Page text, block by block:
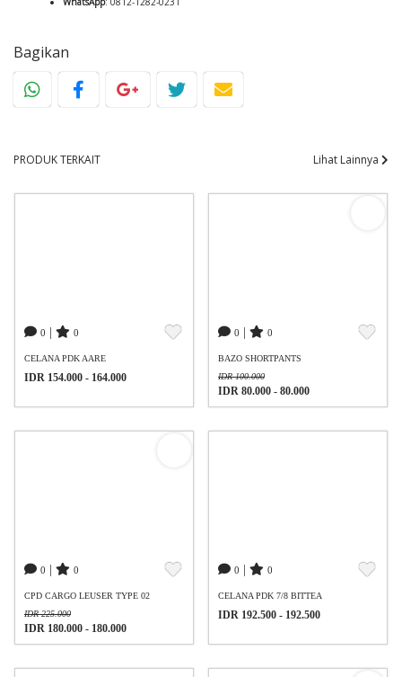
Bagikan
PRODUK TERKAIT Lihat Lainnya
0 0
CELANA PDK AARE
IDR 154.000 - 164.000
0 0
BAZO SHORTPANTS
IDR 100.000
IDR 80.000 - 80.000
0 0
CPD CARGO LEUSER TYPE 02
IDR 225.000
IDR 180.000 - 180.000
0 0
CELANA PDK 7/8 BITTEA
IDR 192.500 - 192.500